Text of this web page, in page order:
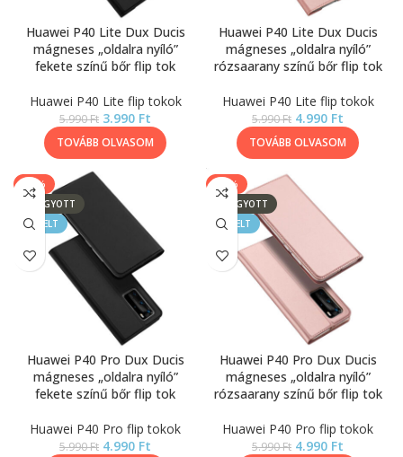
Huawei P40 Lite Dux Ducis
mágneses „oldalra nyíló”
fekete színű bőr flip tok
Huawei P40 Lite flip tokok
5.990Ft 3.990 Ft
TOVÁBB OLVASOM
Huawei P40 Lite Dux Ducis
mágneses „oldalra nyíló”
rózsaarany színű bőr flip tok
Huawei P40 Lite flip tokok
5.990Ft 4.990 Ft
TOVÁBB OLVASOM
-17%
ELFOGYOTT
KIEMELT
Huawei P40 Pro Dux Ducis
mágneses „oldalra nyíló”
fekete színű bőr flip tok
Huawei P40 Pro flip tokok
5.990Ft 4.990 Ft
-17%
ELFOGYOTT
KIEMELT
Huawei P40 Pro Dux Ducis
mágneses „oldalra nyíló”
rózsaarany színű bőr flip tok
Huawei P40 Pro flip tokok
5.990Ft 4.990 Ft